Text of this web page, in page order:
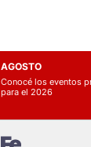
AGOSTO
Conocé los eventos
para el 2026